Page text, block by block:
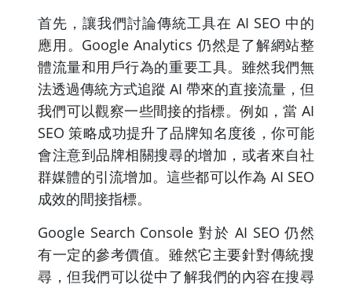
首先，讓我們討論傳統工具在 AI SEO 中的
應用。Google Analytics 仍然是了解網站整
體流量和用戶行為的重要工具。雖然我們無
法透過傳統方式追蹤 AI 帶來的直接流量，但
我們可以觀察一些間接的指標。例如，當 AI
SEO 策略成功提升了品牌知名度後，你可能
會注意到品牌相關搜尋的增加，或者來自社
群媒體的引流增加。這些都可以作為 AI SEO
成效的間接指標。
Google Search Console 對於 AI SEO 仍然
有一定的參考價值。雖然它主要針對傳統搜
尋，但我們可以從中了解我們的內容在搜尋